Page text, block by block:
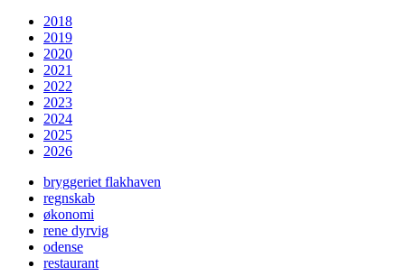
2018
2019
2020
2021
2022
2023
2024
2025
2026
bryggeriet flakhaven
regnskab
økonomi
rene dyrvig
odense
restaurant